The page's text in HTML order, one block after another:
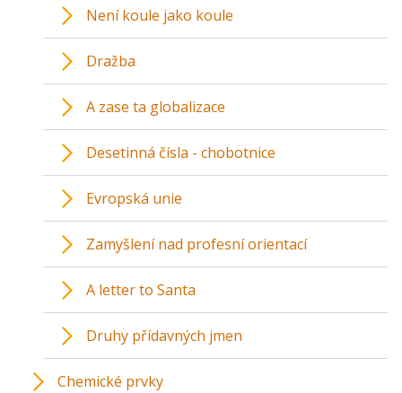
Není koule jako koule
Dražba
A zase ta globalizace
Desetinná čísla - chobotnice
Evropská unie
Zamyšlení nad profesní orientací
A letter to Santa
Druhy přídavných jmen
Chemické prvky